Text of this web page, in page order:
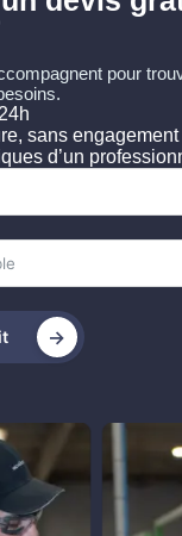
pour
sans engagement
d’un